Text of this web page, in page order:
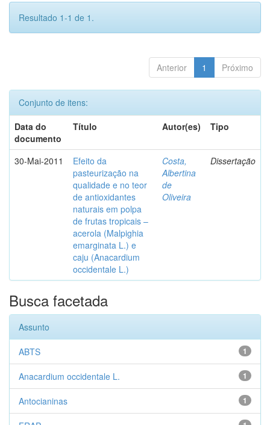
Resultado 1-1 de 1.
Anterior 1 Próximo
Conjunto de itens:
Data do
documento
Título Autor(es) Tipo
30-Mai-2011
Efeito da
pasteurização na
qualidade e no teor
de antioxidantes
naturais em polpa
de frutas tropicais –
acerola (Malpighia
emarginata L.) e
caju (Anacardium
occidentale L.)
Costa,
Albertina
de
Oliveira
Dissertação
Busca facetada
Assunto
1
ABTS
1
Anacardium occidentale L.
1
Antocianinas